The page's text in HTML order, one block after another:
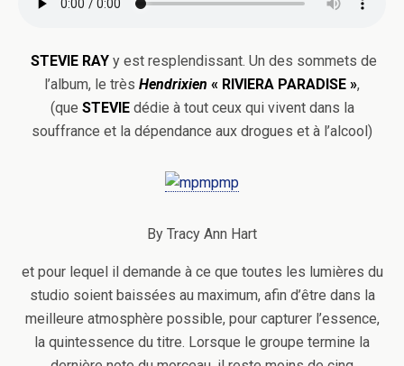
STEVIE RAY y est resplendissant. Un des sommets de
l’album, le très Hendrixien « RIVIERA PARADISE »,
(que STEVIEdédie à tout ceux qui vivent dans la
souffrance et la dépendance aux drogues et à l’alcool)
By Tracy Ann Hart
et pour lequel il demande à ce que toutes les lumières du
studio soient baissées au maximum, afin d’être dans la
meilleure atmosphère possible, pour capturer l’essence,
la quintessence du titre. Lorsque le groupe termine la